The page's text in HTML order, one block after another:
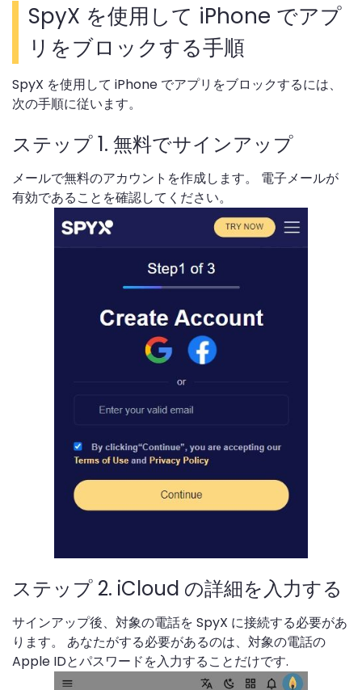
SpyX を使用して iPhone でアプ
リをブロックする手順
SpyX を使用して iPhone でアプリをブロックするには、
次の手順に従います。
ステップ 1. 無料でサインアップ
メールで無料のアカウントを作成します。 電子メールが
有効であることを確認してください。
ステップ 2. iCloud の詳細を入力する
サインアップ後、対象の電話を SpyX に接続する必要があ
ります。 あなたがする必要があるのは、対象の電話の
Apple IDとパスワードを入力することだけです.